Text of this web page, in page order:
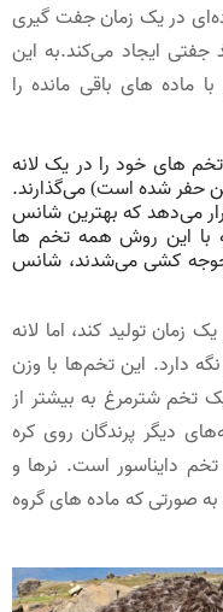
در یک زمان جفت گیری
جفتی ایجاد می‌کند.به این
ماده های باقی مانده را
های خود را در یک لانه
حفر شده است) می‌گذارند.
می‌دهد که بهترین شانس
با این روش همه تخم ها
جوجه کشی می‌شدند، شانس
7 تا 10 تخم را در یک زمان تولید کند، اما لانه
در مجموع نگه دارد. این تخم‌ها با وزن
یک تخم شترمرغ به بیشتر از
دیگر پرندگان روی کره
تخم دایناسور است. نرها و
صورتی که ماده های گروه